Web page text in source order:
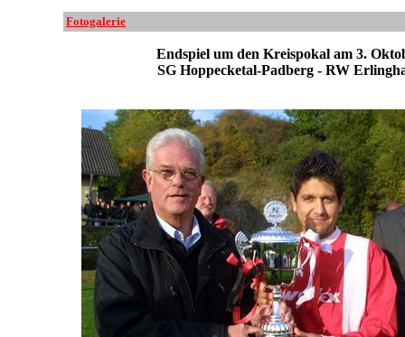
Fotogalerie
Endspiel um den Kreispokal am 3.
SG Hoppecketal-Padberg - RW